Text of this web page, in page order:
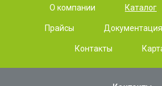
О компании Каталог
Прайсы Документация
Контакты